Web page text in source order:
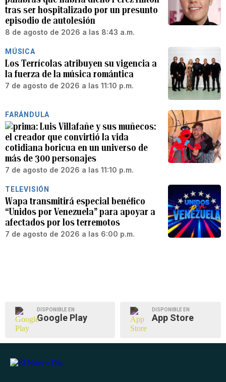
tras ser hospitalizado por un presunto
episodio de autolesión
8 de agosto de 2026 a las 8:43 a.m.
MÚSICA
Los Terrícolas atribuyen su vigencia a
la fuerza de la música romántica
7 de agosto de 2026 a las 11:10 p.m.
FARÁNDULA
Luis Villafañe y sus muñecos:
el creador que convirtió la vida
cotidiana boricua en un universo de
más de 300 personajes
7 de agosto de 2026 a las 11:10 p.m.
TELEVISIÓN
Wapa transmitirá especial benéfico
“Unidos por Venezuela” para apoyar a
afectados por los terremotos
7 de agosto de 2026 a las 6:00 p.m.
DISPONIBLE EN
Google Play
DISPONIBLE EN
App Store